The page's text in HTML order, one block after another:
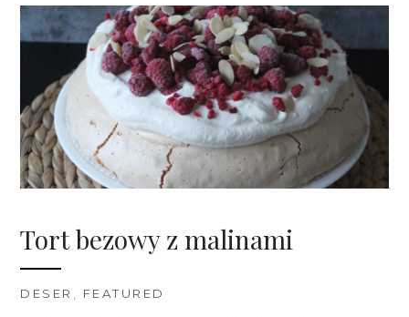
Tort bezowy z malinami
DESER , FEATURED